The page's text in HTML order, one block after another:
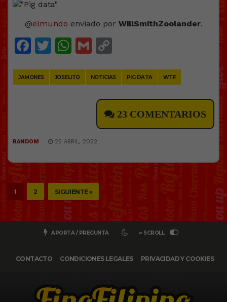
@elmundo enviado por WillSmithZoolander.
Facebook
Twitter
WhatsApp
Gmail
JAMONES JOSELITO NOTICIAS PIG DATA WTF
23 COMENTARIOS
RANDOM 25 ABRIL, 2022
1 2 SIGUIENTE »
APORTA / PREGUNTA ∞ SCROLL
CONTACTO CONDICIONES LEGALES PRIVACIDAD Y COOKIES